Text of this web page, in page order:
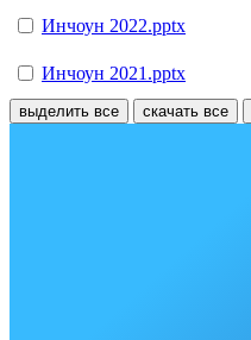
Инчоун 2022.pptx
Инчоун 2021.pptx
выделить все скачать все